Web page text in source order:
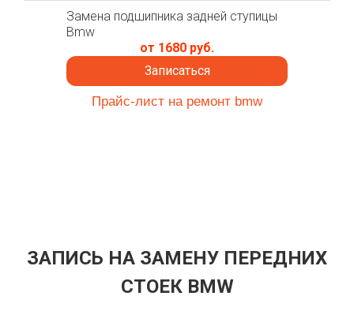
Замена подшипника задней ступицы
Bmw
от 1680 руб.
Записаться
Прайс-лист на ремонт bmw
ЗАПИСЬ НА ЗАМЕНУ ПЕРЕДНИХ
СТОЕК BMW